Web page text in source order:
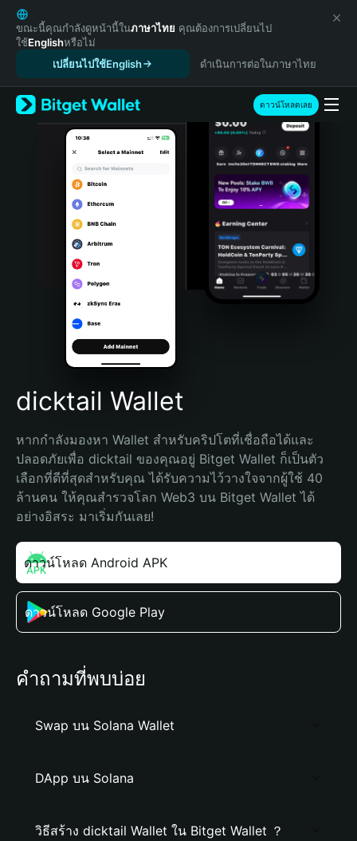
English
日本語
Tiếng Việt
Español (Latinoamérica)
Türkçe
Italiano
Português (Portugal)
Bahasa Indonesia
Português (Brasil)
Español (Argentina)
ขณะนี้คุณกำลังดูหน้านี้ในภาษาไทย คุณต้องการเปลี่ยนไป
ใช้Englishหรือไม่
เปลี่ยนไปใช้English
ดำเนินการต่อในภาษาไทย
ดาวน์โหลดเลย
dicktail Wallet
หากกำลังมองหา Wallet สำหรับคริปโตที่เชื่อถือได้และ
ปลอดภัยเพื่อ dicktail ของคุณอยู่ Bitget Wallet ก็เป็นตัว
เลือกที่ดีที่สุดสำหรับคุณ ได้รับความไว้วางใจจากผู้ใช้ 40
ล้านคน ให้คุณสำรวจโลก Web3 บน Bitget Wallet ได้
อย่างอิสระ มาเริ่มกันเลย!
ดาวน์โหลด Android APK
ดาวน์โหลด Google Play
คำถามที่พบบ่อย
Swap บน Solana Wallet
DApp บน Solana
วิธีสร้าง dicktail Wallet ใน Bitget Wallet ？